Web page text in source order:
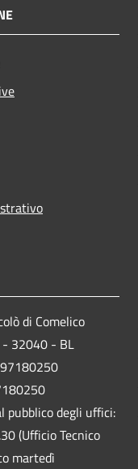
di Comelico
- 32040 - BL
pubblico degli uffici:
(Ufficio Tecnico
martedì